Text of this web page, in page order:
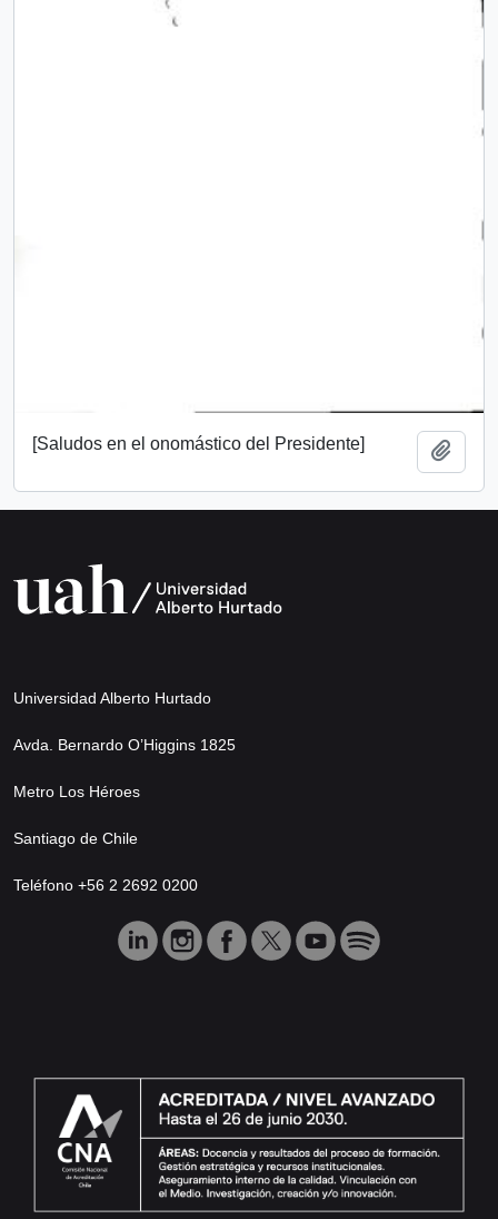
[Saludos en el onomástico del Presidente]
Universidad Alberto Hurtado
Avda. Bernardo O’Higgins 1825
Metro Los Héroes
Santiago de Chile
Teléfono +56 2 2692 0200